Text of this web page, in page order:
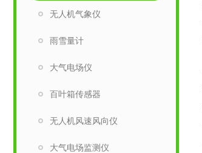
无人机气象仪
雨雪量计
大气电场仪
百叶箱传感器
无人机风速风向仪
大气电场监测仪